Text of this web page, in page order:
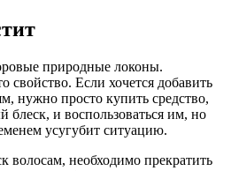
природные локоны.
Если хочется добавить
нужно просто купить средство,
и воспользоваться им, но
усугубит ситуацию.
волосам, необходимо прекратить